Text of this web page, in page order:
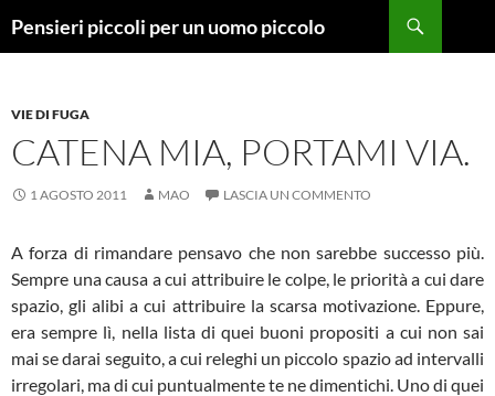
Pensieri piccoli per un uomo piccolo
VIE DI FUGA
CATENA MIA, PORTAMI VIA.
1 AGOSTO 2011 MAO LASCIA UN COMMENTO
A forza di rimandare pensavo che non sarebbe successo più.
Sempre una causa a cui attribuire le colpe, le priorità a cui dare
spazio, gli alibi a cui attribuire la scarsa motivazione. Eppure,
era sempre lì, nella lista di quei buoni propositi a cui non sai
mai se darai seguito, a cui releghi un piccolo spazio ad intervalli
irregolari, ma di cui puntualmente te ne dimentichi. Uno di quei